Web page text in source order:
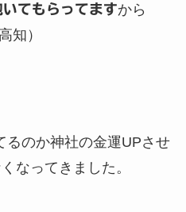
てもらってますから
知）
るのか神社の金運UPさせ
なってきました。